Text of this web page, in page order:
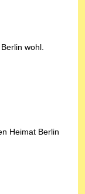
wohl.
Heimat Berlin